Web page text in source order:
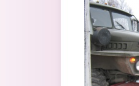
Перейти к основному содержанию